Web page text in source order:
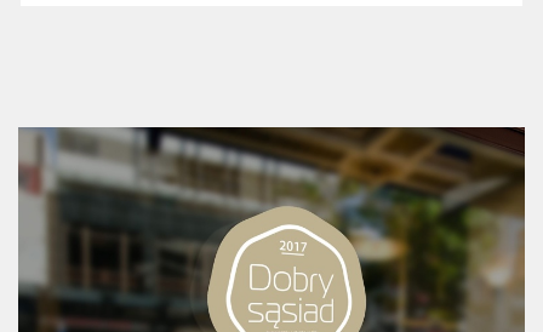
Budżet
Budżet 2013
Budżet 2015
Budżet 2016